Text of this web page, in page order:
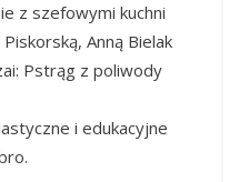
z szefowymi kuchni
Anną Bielak
Pstrąg z poliwody
i edukacyjne